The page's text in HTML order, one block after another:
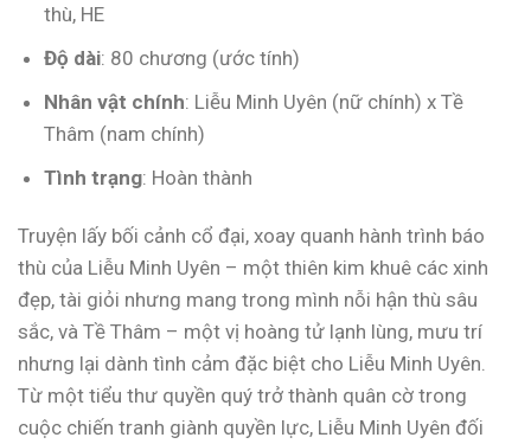
thù, HE
Độ dài: 80 chương (ước tính)
Nhân vật chính: Liễu Minh Uyên (nữ chính) x Tề
Thâm (nam chính)
Tình trạng: Hoàn thành
Truyện lấy bối cảnh cổ đại, xoay quanh hành trình báo
thù của Liễu Minh Uyên – một thiên kim khuê các xinh
đẹp, tài giỏi nhưng mang trong mình nỗi hận thù sâu
sắc, và Tề Thâm – một vị hoàng tử lạnh lùng, mưu trí
nhưng lại dành tình cảm đặc biệt cho Liễu Minh Uyên.
Từ một tiểu thư quyền quý trở thành quân cờ trong
cuộc chiến tranh giành quyền lực, Liễu Minh Uyên đối